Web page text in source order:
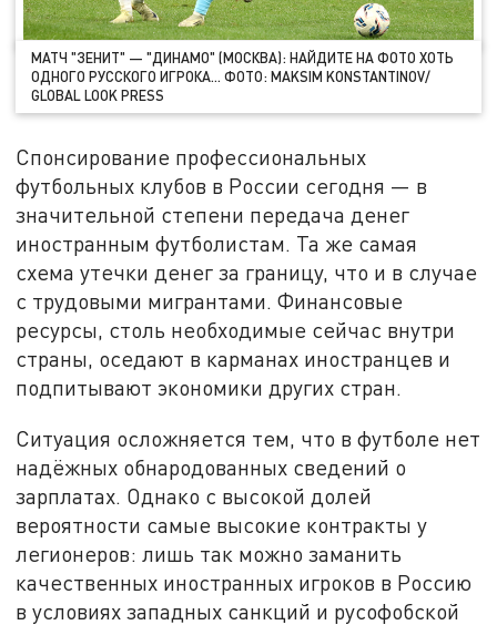
МАТЧ "ЗЕНИТ" — "ДИНАМО" (МОСКВА): НАЙДИТЕ НА ФОТО ХОТЬ
ОДНОГО РУССКОГО ИГРОКА… ФОТО: MAKSIM KONSTANTINOV/
GLOBAL LOOK PRESS
Спонсирование профессиональных
футбольных клубов в России сегодня — в
значительной степени передача денег
иностранным футболистам. Та же самая
схема утечки денег за границу, что и в случае
с трудовыми мигрантами. Финансовые
ресурсы, столь необходимые сейчас внутри
страны, оседают в карманах иностранцев и
подпитывают экономики других стран.
Ситуация осложняется тем, что в футболе нет
надёжных обнародованных сведений о
зарплатах. Однако с высокой долей
вероятности самые высокие контракты у
легионеров: лишь так можно заманить
качественных иностранных игроков в Россию
в условиях западных санкций и русофобской